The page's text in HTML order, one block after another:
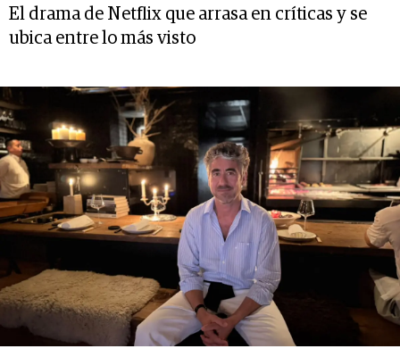
El drama de Netflix que arrasa en críticas y se
ubica entre lo más visto